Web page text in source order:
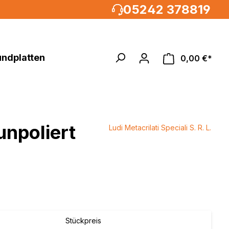
05242 378819
0,00 €*
Ludi Metacrilati Speciali S. R. L.
Stückpreis